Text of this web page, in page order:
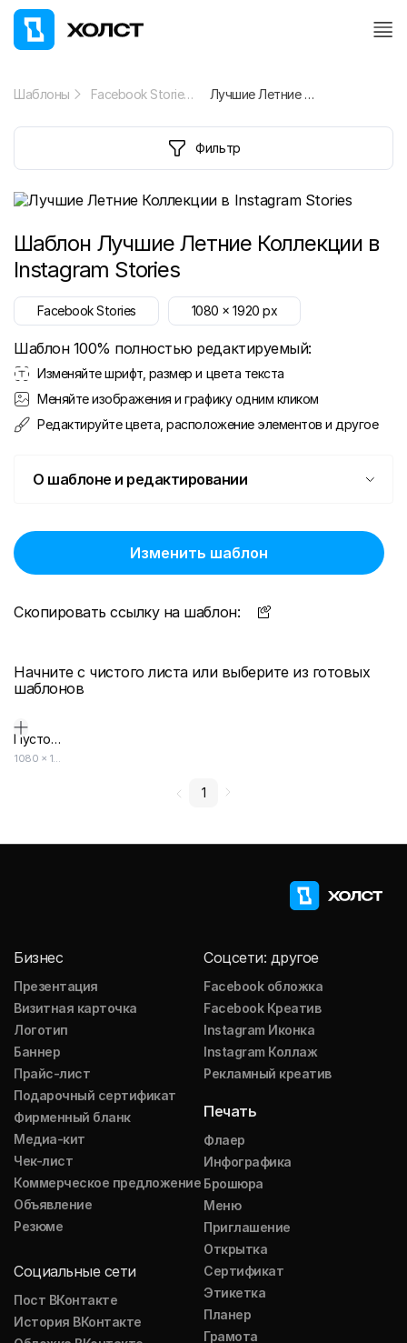
Шаблоны Facebook Stories Лучшие Летние Коллекции в Instagram Stories
Фильтр
Шаблон Лучшие Летние Коллекции в
Instagram Stories
Facebook Stories 1080 x1920 px
Шаблон 100% полностью редактируемый:
Изменяйте шрифт, размер и цвета текста
Меняйте изображения и графику одним кликом
Редактируйте цвета, расположение элементов и другое
О шаблоне и редактировании
Изменить шаблон
Скопировать ссылку на шаблон:
Начните с чистого листа или выберите из готовых
шаблонов
Пустой дизайн-макет
1080 × 1920
1
Бизнес
Презентация
Визитная карточка
Логотип
Баннер
Прайс-лист
Подарочный сертификат
Фирменный бланк
Медиа-кит
Чек-лист
Коммерческое предложение
Объявление
Резюме
Социальные сети
Пост ВКонтакте
История ВКонтакте
Соцсети: другое
Facebook обложка
Facebook Креатив
Instagram Иконка
Instagram Коллаж
Рекламный креатив
Печать
Флаер
Инфографика
Брошюра
Меню
Приглашение
Открытка
Сертификат
Этикетка
Планер
Грамота